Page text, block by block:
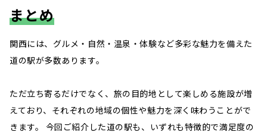
まとめ
関西には、グルメ・自然・温泉・体験など多彩な魅力を備えた
道の駅が多数あります。
ただ立ち寄るだけでなく、旅の目的地として楽しめる施設が増
えており、それぞれの地域の個性や魅力を深く味わうことがで
きます。 今回ご紹介した道の駅も、いずれも特徴的で満足度の